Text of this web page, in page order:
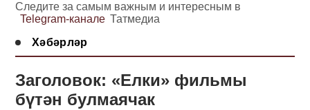
Следите за самым важным и интересным в
Telegram-канале Татмедиа
Хәбәрләр
Заголовок: «Елки» фильмы
бүтән булмаячак